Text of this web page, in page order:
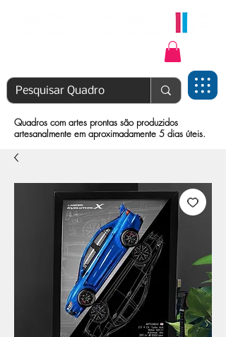
Quadros com artes prontas são produzidos
artesanalmente em aproximadamente 5 dias úteis.